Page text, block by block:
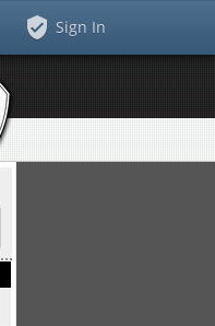
Sign In